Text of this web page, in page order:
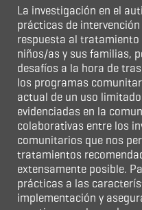
La investigación en el
prácticas de
respuesta al
niños/as y sus familias,
desafíos a la hora de
los programas
actual de un uso
evidenciadas en la
colaborativas entre los
comunitarios que nos
tratamientos
extensamente posible.
prácticas a las
implementación y